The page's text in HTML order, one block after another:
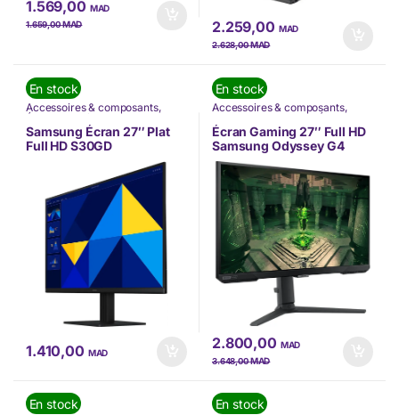
1.569,00 MAD
1.659,00MAD 2.259,00 MAD
2.628,00MAD
En stock
Accessoires & composants,
Écran PC
Informatique
INFORMATIQUE,Nos Marques
Samsung
Samsung Écran 27″ Plat
Full HD S30GD
1.410,00 MAD
En stock
Accessoires & composants,
Accessoires Gaming
Écran PC
Gaming,INFORMATIQUE,
Informatique,Nos Marques
PÉRIPHÉRIQUES,Samsung
Écran Gaming 27″ Full HD
Samsung Odyssey G4
G40B (LS27BG400EUXEN)
2.800,00 MAD
3.648,00MAD
En stock En stock